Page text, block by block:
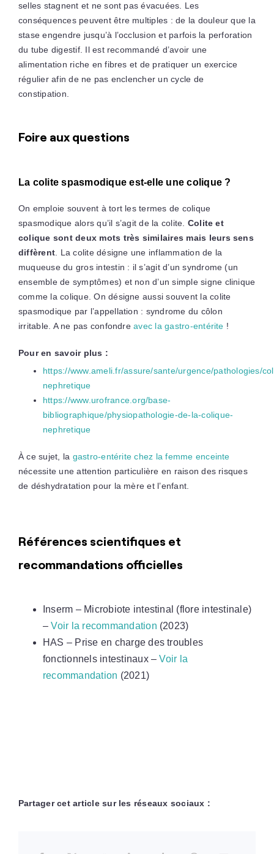
selles stagnent et ne sont pas évacuées. Les
conséquences peuvent être multiples : de la douleur que la
stase engendre jusqu’à l’occlusion et parfois la perforation
du tube digestif. Il est recommandé d’avoir une
alimentation riche en fibres et de pratiquer un exercice
régulier afin de ne pas enclencher un cycle de
constipation.
Foire aux questions
La colite spasmodique est-elle une colique ?
On emploie souvent à tort les termes de colique
spasmodique alors qu’il s’agit de la colite. Colite et
colique sont deux mots très similaires mais leurs sens
diffèrent. La colite désigne une inflammation de la
muqueuse du gros intestin : il s’agit d’un syndrome (un
ensemble de symptômes) et non d’un simple signe clinique
comme la colique. On désigne aussi souvent la colite
spasmodique par l’appellation : syndrome du côlon
irritable. A ne pas confondreavec la gastro-entérite !
Pour en savoir plus :
https://www.ameli.fr/assure/sante/urgence/pathologies/
nephretique
https://www.urofrance.org/base-
bibliographique/physiopathologie-de-la-colique-
nephretique
À ce sujet, la gastro-entérite chez la femme enceinte
nécessite une attention particulière en raison des risques
de déshydratation pour la mère et l’enfant.
Références scientifiques et
recommandations officielles
Inserm – Microbiote intestinal (flore intestinale)
–Voir la recommandation (2023)
HAS – Prise en charge des troubles
fonctionnels intestinaux –Voir la
recommandation (2021)
Partager cet article sur les réseaux sociaux :